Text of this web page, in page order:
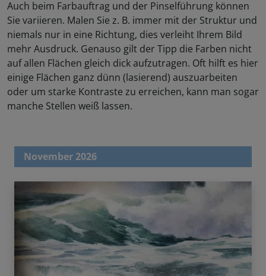
Auch beim Farbauftrag und der Pinselführung können
Sie variieren. Malen Sie z. B. immer mit der Struktur und
niemals nur in eine Richtung, dies verleiht Ihrem Bild
mehr Ausdruck. Genauso gilt der Tipp die Farben nicht
auf allen Flächen gleich dick aufzutragen. Oft hilft es hier
einige Flächen ganz dünn (lasierend) auszuarbeiten
oder um starke Kontraste zu erreichen, kann man sogar
manche Stellen weiß lassen.
November 2026